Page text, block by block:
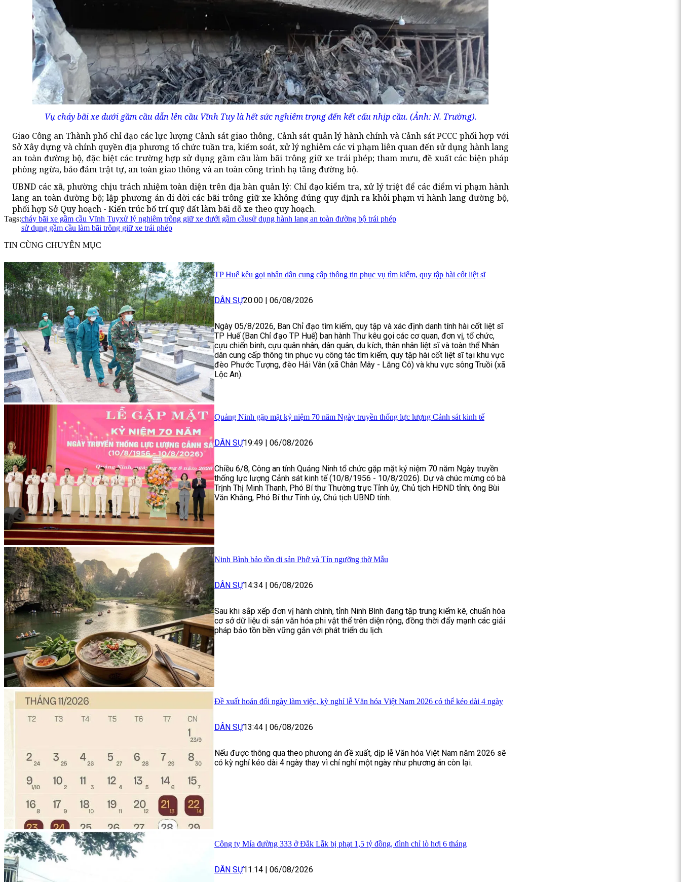
Vụ cháy bãi xe dưới gầm cầu dẫn lên cầu Vĩnh Tuy là hết sức nghiêm trọng đến kết cấu nhịp cầu. (Ảnh: N. Trường).
Giao Công an Thành phố chỉ đạo các lực lượng Cảnh sát giao thông, Cảnh sát quản lý hành chính và Cảnh sát PCCC phối hợp với
Sở Xây dựng và chính quyền địa phương tổ chức tuần tra, kiểm soát, xử lý nghiêm các vi phạm liên quan đến sử dụng hành lang
an toàn đường bộ, đặc biệt các trường hợp sử dụng gầm cầu làm bãi trông giữ xe trái phép; tham mưu, đề xuất các biện pháp
phòng ngừa, bảo đảm trật tự, an toàn giao thông và an toàn công trình hạ tầng đường bộ.
UBND các xã, phường chịu trách nhiệm toàn diện trên địa bàn quản lý: Chỉ đạo kiểm tra, xử lý triệt để các điểm vi phạm hành
lang an toàn đường bộ; lập phương án di dời các bãi trông giữ xe không đúng quy định ra khỏi phạm vi hành lang đường bộ,
phối hợp Sở Quy hoạch - Kiến trúc bố trí quỹ đất làm bãi đỗ xe theo quy hoạch.
Tags:cháy bãi xe gầm cầu Vĩnh Tuyxử lý nghiêm trông giữ xe dưới gầm cầusử dụng hành lang an toàn đường bộ trái phép
sử dụng gầm cầu làm bãi trông giữ xe trái phép
TIN CÙNG CHUYÊN MỤC
TP Huế kêu gọi nhân dân cung cấp thông tin phục vụ tìm kiếm, quy tập hài cốt liệt sĩ
DÂN SỰ20:00 06/08/2026
Ngày 05/8/2026, Ban Chỉ đạo tìm kiếm, quy tập và xác định danh tính hài cốt liệt sĩ
TP Huế (Ban Chỉ đạo TP Huế) ban hành Thư kêu gọi các cơ quan, đơn vị, tổ chức,
cựu chiến binh, cựu quân nhân, dân quân, du kích, thân nhân liệt sĩ và toàn thể Nhân
dân cung cấp thông tin phục vụ công tác tìm kiếm, quy tập hài cốt liệt sĩ tại khu vực
đèo Phước Tượng, đèo Hải Vân (xã Chân Mây - Lăng Cô) và khu vực sông Truồi (xã
Lộc An).
Quảng Ninh gặp mặt kỷ niệm 70 năm Ngày truyền thống lực lượng Cảnh sát kinh tế
DÂN SỰ19:49 | 06/08/2026
Chiều 6/8, Công an tỉnh Quảng Ninh tổ chức gặp mặt kỷ niệm 70 năm Ngày truyền
thống lực lượng Cảnh sát kinh tế (10/8/1956 - 10/8/2026). Dự và chúc mừng có bà
Trịnh Thị Minh Thanh, Phó Bí thư Thường trực Tỉnh ủy, Chủ tịch HĐND tỉnh; ông Bùi
Văn Khắng, Phó Bí thư Tỉnh ủy, Chủ tịch UBND tỉnh.
Ninh Bình bảo tồn di sản Phở và Tín ngưỡng thờ Mẫu
DÂN SỰ14:34 | 06/08/2026
Sau khi sắp xếp đơn vị hành chính, tỉnh Ninh Bình đang tập trung kiểm kê, chuẩn hóa
cơ sở dữ liệu di sản văn hóa phi vật thể trên diện rộng, đồng thời đẩy mạnh các giải
pháp bảo tồn bền vững gắn với phát triển du lịch.
Đề xuất hoán đổi ngày làm việc, kỳ nghỉ lễ Văn hóa Việt Nam 2026 có thể kéo dài 4 ngày
DÂN SỰ13:44 06/08/2026
Nếu được thông qua theo phương án đề xuất, dịp lễ Văn hóa Việt Nam năm 2026 sẽ
có kỳ nghỉ kéo dài 4 ngày thay vì chỉ nghỉ một ngày như phương án còn lại.
Công ty Mía đường 333 ở Đắk Lắk bị phạt 1,5 tỷ đồng, đình chỉ lò hơi 6 tháng
DÂN SỰ11:14 | 06/08/2026